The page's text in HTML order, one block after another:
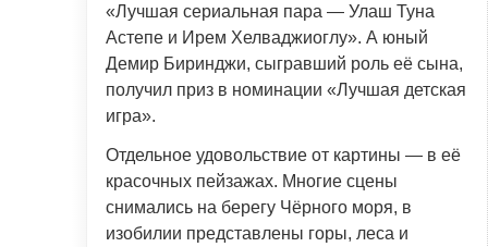
«Лучшая сериальная пара — Улаш Туна
Астепе и Ирем Хелваджиоглу». А юный
Демир Биринджи, сыгравший роль её сына,
получил приз в номинации «Лучшая детская
игра».
Отдельное удовольствие от картины — в её
красочных пейзажах. Многие сцены
снимались на берегу Чёрного моря, в
изобилии представлены горы, леса и